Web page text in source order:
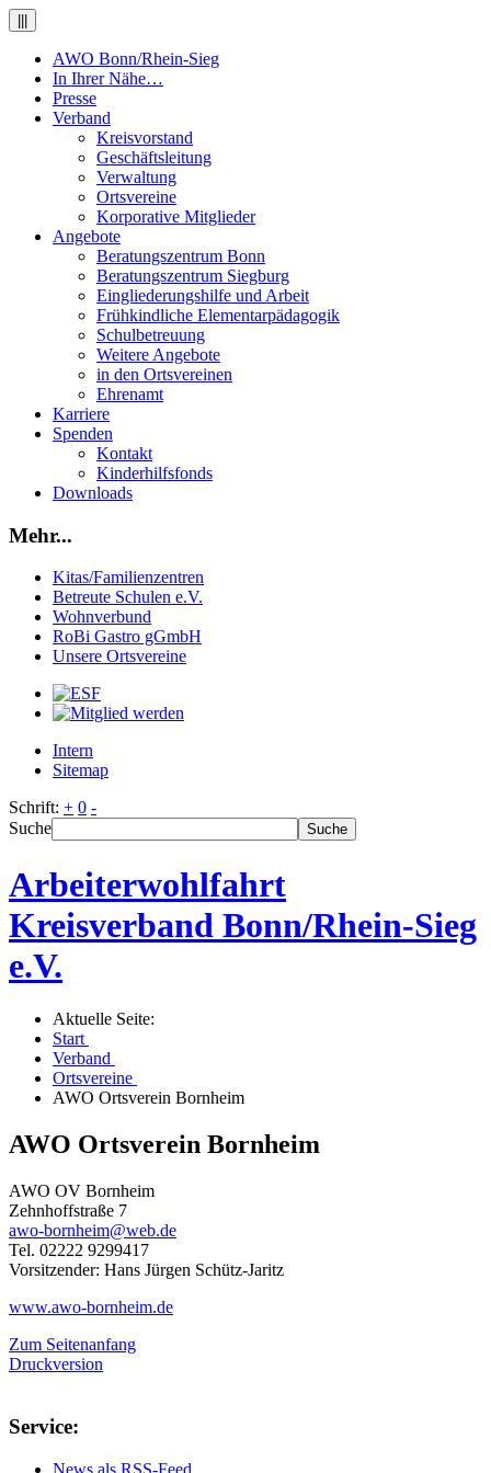
AWO Bonn/Rhein-Sieg
In Ihrer Nähe…
Presse
Verband
Kreisvorstand
Geschäftsleitung
Verwaltung
Ortsvereine
Korporative Mitglieder
Angebote
Beratungszentrum Bonn
Beratungszentrum Siegburg
Eingliederungshilfe und Arbeit
Frühkindliche Elementarpädagogik
Schulbetreuung
Weitere Angebote
in den Ortsvereinen
Ehrenamt
Karriere
Spenden
Kontakt
Kinderhilfsfonds
Downloads
Mehr...
Kitas/Familienzentren
Betreute Schulen e.V.
Wohnverbund
RoBi Gastro gGmbH
Unsere Ortsvereine
Intern
Sitemap
Schrift: + 0 -
Suche
Suche
Arbeiterwohlfahrt
Kreisverband Bonn/Rhein-Sieg
e.V.
Aktuelle Seite:
Start
Verband
Ortsvereine
AWO Ortsverein Bornheim
AWO Ortsverein Bornheim
AWO OV Bornheim
Zehnhoffstraße 7
awo-bornheim@web.de
Tel. 02222 9299417
Vorsitzender: Hans Jürgen Schütz-Jaritz
www.awo-bornheim.de
Zum Seitenanfang
Druckversion
Service:
News als RSS-Feed